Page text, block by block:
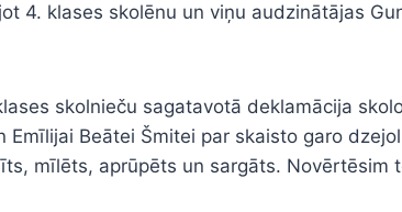
4. klases skolēnu un viņu audzinātājas
skolnieču sagatavotā deklamācija
Emīlijai Beātei Šmitei par skaisto garo
mīlēts, aprūpēts un sargāts. Novērtēsim